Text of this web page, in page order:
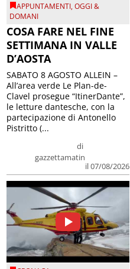
APPUNTAMENTI,OGGI &
DOMANI
COSA FARE NEL FINE
SETTIMANA IN VALLE
D’AOSTA
di
gazzettamatin
il 07/08/2026
SABATO 8 AGOSTO ALLEIN –
All’area verde Le Plan-de-
Clavel prosegue “ItinerDante”,
le letture dantesche, con la
partecipazione di Antonello
Pistritto (...